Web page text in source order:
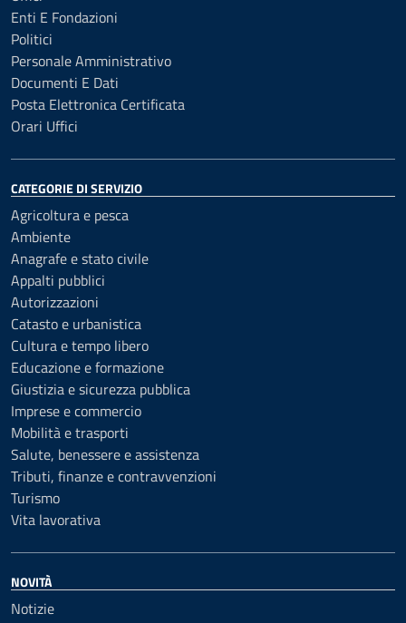
Enti E Fondazioni
Politici
Personale Amministrativo
Documenti E Dati
Posta Elettronica Certificata
Orari Uffici
CATEGORIE DI SERVIZIO
Agricoltura e pesca
Ambiente
Anagrafe e stato civile
Appalti pubblici
Autorizzazioni
Catasto e urbanistica
Cultura e tempo libero
Educazione e formazione
Giustizia e sicurezza pubblica
Imprese e commercio
Mobilità e trasporti
Salute, benessere e assistenza
Tributi, finanze e contravvenzioni
Turismo
Vita lavorativa
NOVITÀ
Notizie